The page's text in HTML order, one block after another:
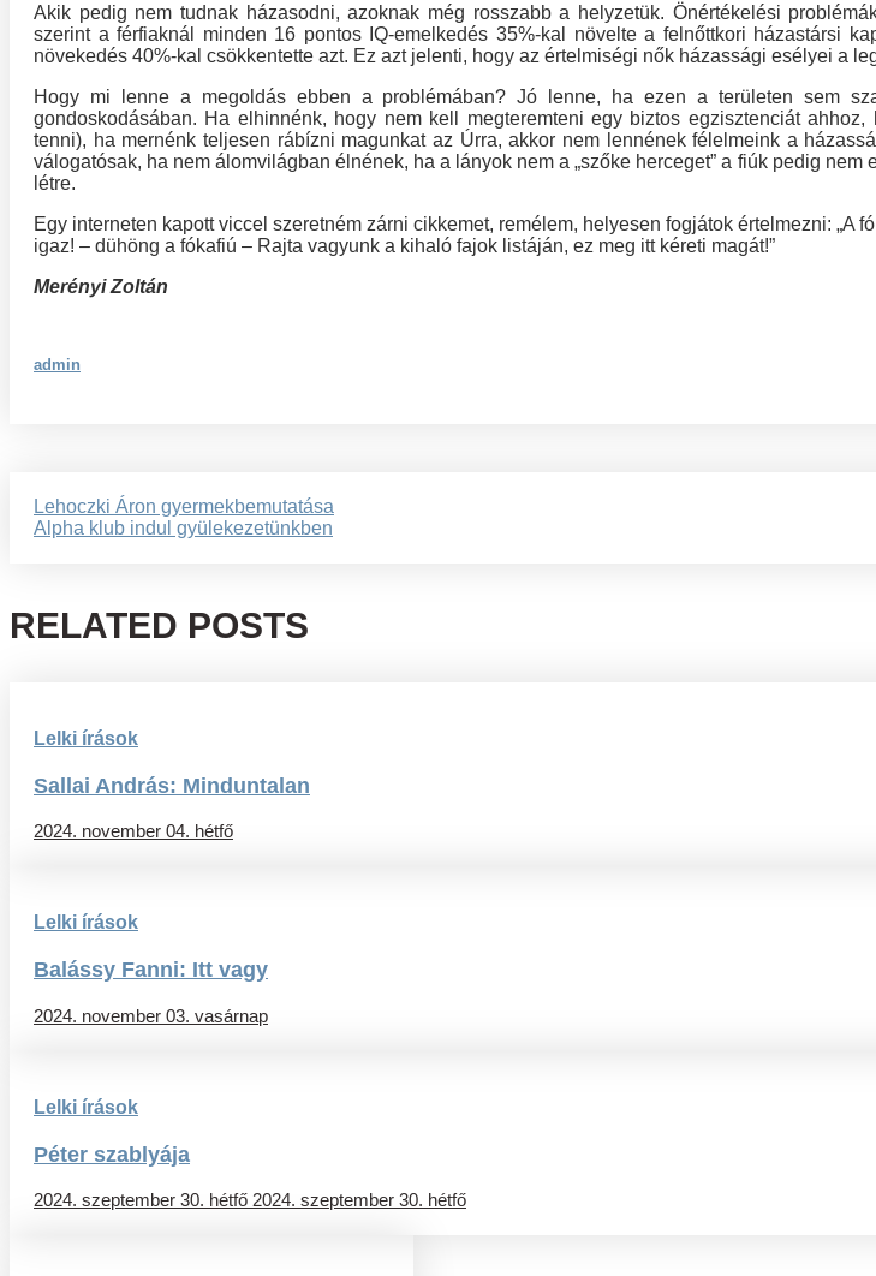
Akik pedig nem tudnak házasodni, azoknak még rosszabb a helyzetük. Önértékelési
szerint a férfiaknál minden 16 pontos IQ-emelkedés 35%-kal növelte a felnőttkori házastársi
növekedés 40%-kal csökkentette azt. Ez azt jelenti, hogy az értelmiségi nők házassági esélyei a
Hogy mi lenne a megoldás ebben a problémában? Jó lenne, ha ezen a területen sem
gondoskodásában. Ha elhinnénk, hogy nem kell megteremteni egy biztos egzisztenciát
tenni), ha mernénk teljesen rábízni magunkat az Úrra, akkor nem lennének félelmeink a
válogatósak, ha nem álomvilágban élnének, ha a lányok nem a „szőke herceget” a fiúk pedig
létre.
Egy interneten kapott viccel szeretném zárni cikkemet, remélem, helyesen fogjátok értelmezni: „A
igaz! – dühöng a fókafiú – Rajta vagyunk a kihaló fajok listáján, ez meg itt kéreti magát!”
Merényi Zoltán
admin
Bejegyzés
navigáció
Lehoczki Áron gyermekbemutatása
Alpha klub indul gyülekezetünkben
RELATED POSTS
Lelki írások
Sallai András: Minduntalan
2024. november 04. hétfő
Lelki írások
Balássy Fanni: Itt vagy
2024. november 03. vasárnap
Lelki írások
Péter szablyája
2024. szeptember 30. hétfő 2024. szeptember 30. hétfő